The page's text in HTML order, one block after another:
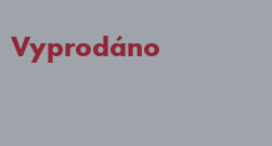
Vyprodáno